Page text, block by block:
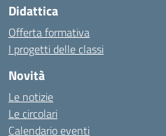
Didattica
Offerta formativa
I progetti delle classi
Novità
Le notizie
Le circolari
Calendario eventi